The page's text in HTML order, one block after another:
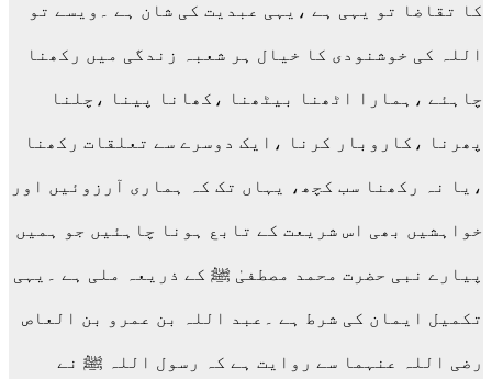
کا تقاضا تو یہی ہے ،یہی عبدیت کی شان ہے ۔ویسے تو
اللہ کی خوشنودی کا خیال ہر شعبہ زندگی میں رکھنا
چاہئے ،ہمارا اٹھنا بیٹھنا ،کھانا پینا ،چلنا
پھرنا ،کاروبار کرنا ،ایک دوسرے سے تعلقات رکھنا
،یا نہ رکھنا سب کچھ، یہاں تک کہ ہماری آرزوئیں اور
خواہشیں بھی اس شریعت کے تابع ہونا چاہئیں جو ہمیں
پیارے نبی حضرت محمد مصطفیٰ ﷺ کے ذریعہ ملی ہے ۔یہی
تکمیل ایمان کی شرط ہے ۔عبد اللہ بن عمرو بن العاص
رضی اللہ عنہما سے روایت ہے کہ رسول اللہ ﷺ نے